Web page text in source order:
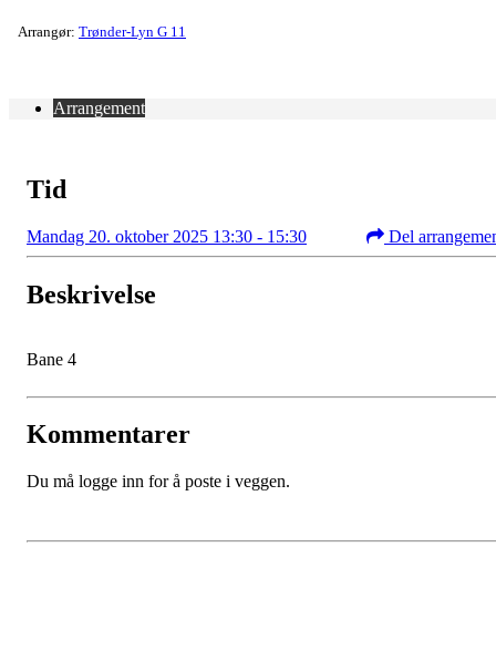
Arrangør: Trønder-Lyn G 11
Arrangement
Tid
Mandag 20. oktober 2025 13:30 - 15:30 Del
Beskrivelse
Bane 4
Kommentarer
Du må logge inn for å poste i veggen.